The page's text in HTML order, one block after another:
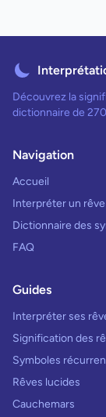
Découvrez la
dictionnaire de
Navigation
Accueil
Interpréter un rêve
Dictionnaire des
FAQ
Guides
Interpréter ses
Signification des
Symboles
Rêves lucides
Cauchemars